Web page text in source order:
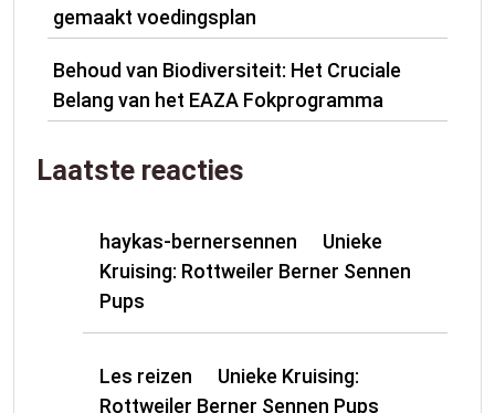
gemaakt voedingsplan
Behoud van Biodiversiteit: Het Cruciale
Belang van het EAZA Fokprogramma
Laatste reacties
haykas-bernersennen
Unieke
Kruising: Rottweiler Berner Sennen
Pups
Les reizen
Unieke Kruising:
Rottweiler Berner Sennen Pups